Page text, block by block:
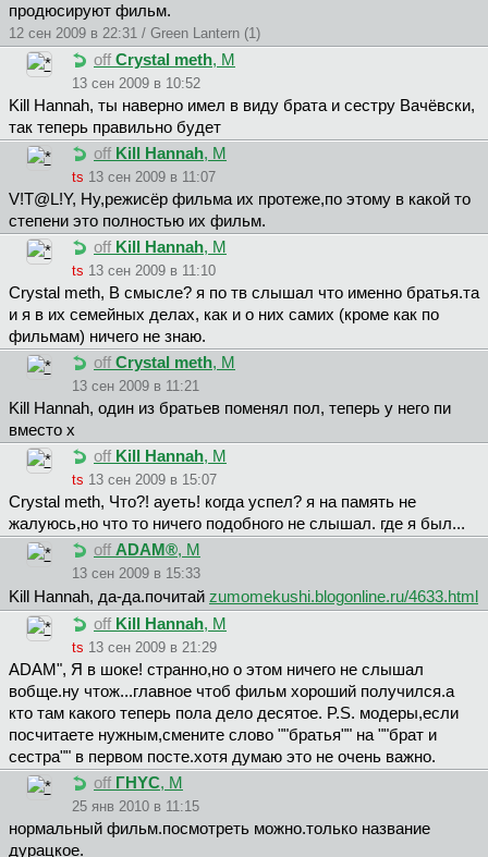
продюсируют фильм.
12 сен 2009 в 22:31 / Green Lantern (1)
off Crystal meth, М
13 сен 2009 в 10:52
Kill Hannah, ты наверно имел в виду брата и сестру Вачёвски,
так теперь правильно будет
off Kill Hannah, М
ts 13 сен 2009 в 11:07
V!T@L!Y, Ну,режисёр фильма их протеже,по этому в какой то
степени это полностью их фильм.
off Kill Hannah, М
ts 13 сен 2009 в 11:10
Crystal meth, В смысле? я по тв слышал что именно братья.та
и я в их семейных делах, как и о них самих (кроме как по
фильмам) ничего не знаю.
off Crystal meth, М
13 сен 2009 в 11:21
Kill Hannah, один из братьев поменял пол, теперь у него пи
вместо х
off Kill Hannah, М
ts 13 сен 2009 в 15:07
Crystal meth, Что?! ауеть! когда успел? я на память не
жалуюсь,но что то ничего подобного не слышал. где я был...
off ADAM®, М
13 сен 2009 в 15:33
Kill Hannah, да-да.почитай zumomekushi.blogonline.ru/4633.html
off Kill Hannah, М
ts 13 сен 2009 в 21:29
ADAM", Я в шоке! странно,но о этом ничего не слышал
вобще.ну чтож...главное чтоб фильм хороший получился.а
кто там какого теперь пола дело десятое. P.S. модеры,если
посчитаете нужным,смените слово ""братья"" на ""брат и
сестра"" в первом посте.хотя думаю это не очень важно.
off ГHYC, М
25 янв 2010 в 11:15
нормальный фильм.посмотреть можно.только название
дурацкое.